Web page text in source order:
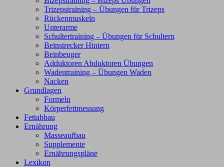
Trizepstraining – Übungen für Trizeps
Rückenmuskeln
Unterarme
Schultertraining – Übungen für Schultern
Beinstrecker Hintern
Beinbeuger
Adduktoren Abduktoren Übungen
Wadentraining – Übungen Waden
Nacken
Grundlagen
Formeln
Körperfettmessung
Fettabbau
Ernährung
Masseaufbau
Supplemente
Ernährungspläne
Lexikon